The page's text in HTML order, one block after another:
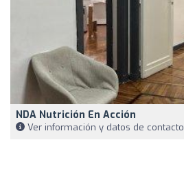
NDA Nutrición En Acción
Ver información y datos de contacto